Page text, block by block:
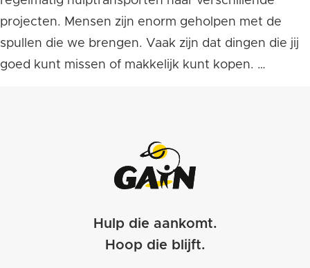
projecten. Mensen zijn enorm geholpen met de
spullen die we brengen. Vaak zijn dat dingen die jij
goed kunt missen of makkelijk kunt kopen. …
Hulp die aankomt.
Hoop die blijft.